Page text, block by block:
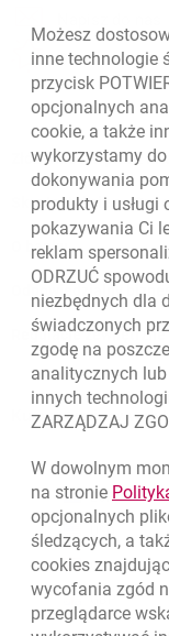
Oceń nas
Złóż wniosek przez
Skontaktuj się ze
O banku
Kursy wymiany walut
Kursy wymiany
WALUTA
EUR
USD
CHF
GBP
Odpowiedzialny biznes
Regulacje zewnętrzne
Możesz
inne technologie
przycisk
opcjonalnych
cookie, a także
wykorzystamy
dokonywania
produkty i usługi
pokazywania Ci
reklam
ODRZUĆ
niezbędnych dla
świadczonych
zgodę na
analitycznych
innych
ZARZĄDZAJ
W dowolnym
na stronie
opcjonalnych
śledzących, a
cookies
wycofania zgód
przeglądarce